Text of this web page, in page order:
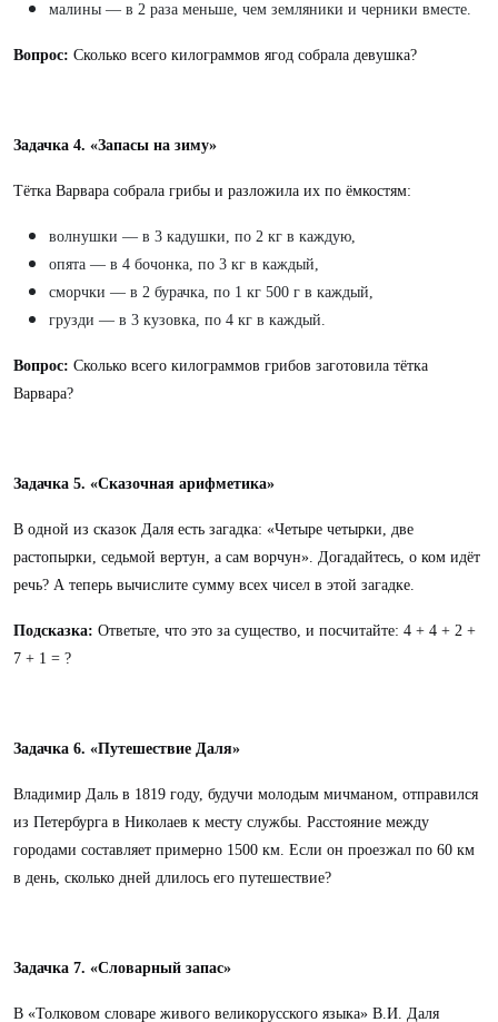
малины — в 2 раза меньше, чем земляники и черники вместе.
Вопрос: Сколько всего килограммов ягод собрала девушка?
Задачка 4. «Запасы на зиму»
Тётка Варвара собрала грибы и разложила их по ёмкостям:
волнушки — в 3 кадушки, по 2 кг в каждую,
опята — в 4 бочонка, по 3 кг в каждый,
сморчки — в 2 бурачка, по 1 кг 500 г в каждый,
грузди — в 3 кузовка, по 4 кг в каждый.
Вопрос: Сколько всего килограммов грибов заготовила тётка
Варвара?
Задачка 5. «Сказочная арифметика»
В одной из сказок Даля есть загадка: «Четыре четырки, две
растопырки, седьмой вертун, а сам ворчун». Догадайтесь, о ком идёт
речь? А теперь вычислите сумму всех чисел в этой загадке.
Подсказка: Ответьте, что это за существо, и посчитайте: 4 + 4 + 2 +
7 + 1 = ?
Задачка 6. «Путешествие Даля»
Владимир Даль в 1819 году, будучи молодым мичманом, отправился
из Петербурга в Николаев к месту службы. Расстояние между
городами составляет примерно 1500 км. Если он проезжал по 60 км
в день, сколько дней длилось его путешествие?
Задачка 7. «Словарный запас»
В «Толковом словаре живого великорусского языка» В.И. Даля